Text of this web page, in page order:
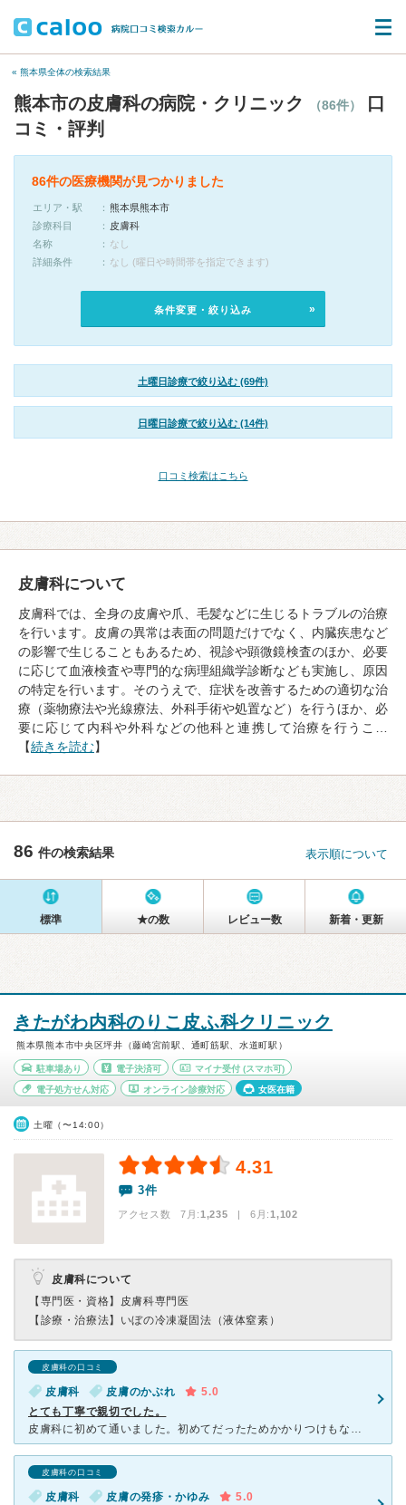
« 熊本県全体の検索結果
熊本市の皮膚科の病院・クリニック （86件）
口
コミ・評判
86件の医療機関が見つかりました
エリア・駅
熊本県熊本市
診療科目
皮膚科
名称
なし
詳細条件
なし (曜日や時間帯を指定できます)
条件変更・絞り込み
土曜日診療で絞り込む (69件)
日曜日診療で絞り込む (14件)
口コミ検索はこちら
皮膚科について
皮膚科では、全身の皮膚や爪、毛髪などに生じるトラブルの治療
を行います。皮膚の異常は表面の問題だけでなく、内臓疾患など
の影響で生じることもあるため、視診や顕微鏡検査のほか、必要
に応じて血液検査や専門的な病理組織学診断なども実施し、原因
の特定を行います。そのうえで、症状を改善するための適切な治
療（薬物療法や光線療法、外科手術や処置など）を行うほか、必
要に応じて内科や外科などの他科と連携して治療を行うこ…
【続きを読む】
86 件の検索結果 表示順について
標準 ★の数 レビュー数 新着・更新
きたがわ内科のりこ皮ふ科クリニック
熊本県熊本市中央区坪井（藤崎宮前駅、通町筋駅、水道町駅）
駐車場あり 電子決済可 マイナ受付 (スマホ可)
電子処方せん対応 オンライン診療対応 女医在籍
土曜（〜14:00）
4.31
3件
アクセス数 7月:1,235 | 6月:1,102
皮膚科について
【専門医・資格】 皮膚科専門医
【診療・治療法】 いぼの冷凍凝固法（液体窒素）
皮膚科の口コミ
皮膚科 皮膚のかぶれ
5.0
とても丁寧で親切でした。
皮膚科に初めて通いました。初めてだったためかかりつけもない為、かなり下調べをしていきました。皮膚科は当たり外れが大きいとも聞きますので…結果大正解でした。 女性の先生もよく話を聞いて下さいますし
皮膚科の口コミ
皮膚科 皮膚の発疹・かゆみ
5.0